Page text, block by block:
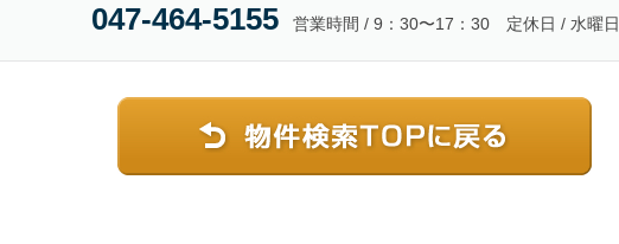
047-464-5155 営業時間 / 9：30〜17：30 定休日 / 水曜日